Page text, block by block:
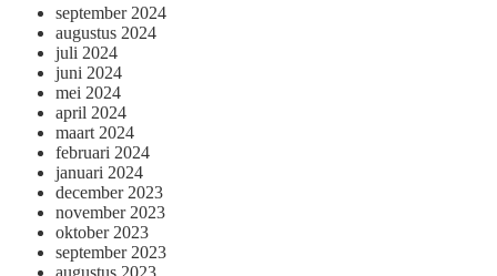
september 2024
augustus 2024
juli 2024
juni 2024
mei 2024
april 2024
maart 2024
februari 2024
januari 2024
december 2023
november 2023
oktober 2023
september 2023
augustus 2023